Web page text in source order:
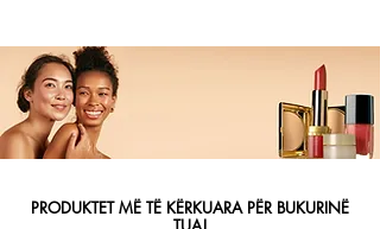
PRODUKTET MË TË KËRKUARA PËR BUKURINË